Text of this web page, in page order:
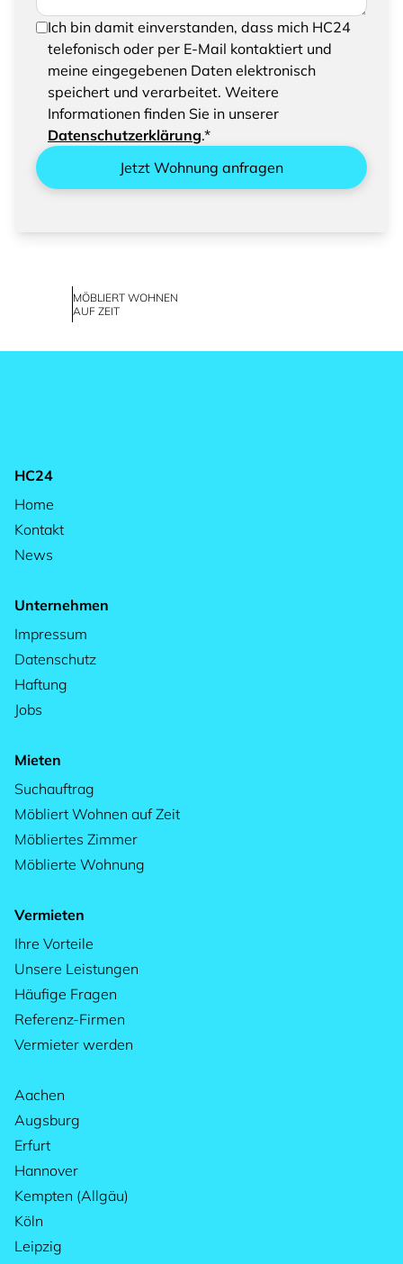
Um Ihre Anfrage senden zu können, bestätigen
Sie bitte das Speichern und Verarbeiten Ihrer
eingegebenen Daten
Ich bin damit einverstanden, dass mich HC24
telefonisch oder per E-Mail kontaktiert und
meine eingegebenen Daten elektronisch
speichert und verarbeitet. Weitere
Informationen finden Sie in unserer
Datenschutzerklärung.*
Jetzt Wohnung anfragen
MÖBLIERT WOHNEN
AUF ZEIT
HC24
Home
Kontakt
News
Unternehmen
Impressum
Datenschutz
Haftung
Jobs
Mieten
Suchauftrag
Möbliert Wohnen auf Zeit
Möbliertes Zimmer
Möblierte Wohnung
Vermieten
Ihre Vorteile
Unsere Leistungen
Häufige Fragen
Referenz-Firmen
Vermieter werden
Aachen
Augsburg
Erfurt
Hannover
Kempten (Allgäu)
Köln
Leipzig